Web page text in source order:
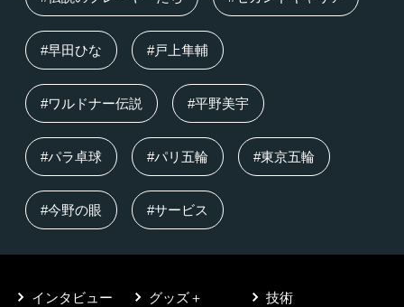
#早田ひな #戸上隼輔
#ワルドナー伝説 #平野美宇
#パラ卓球 #パリ五輪 #東京五輪
#今野の眼 #サービス
インタビュー グッズ＋ 技術